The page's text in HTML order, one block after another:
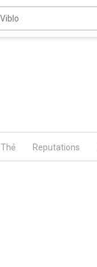
Thẻ Reputations